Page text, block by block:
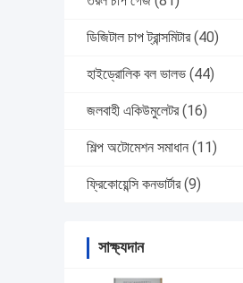
ডিজিটাল চাপ ট্রান্সমিটার (40)
হাইড্রোলিক বল ভালভ (44)
জলবাহী একিউমুলেটর (16)
শিল্প অটোমেশন সমাধান (11)
ফ্রিকোয়েন্সি কনভার্টার (9)
সাক্ষ্যদান